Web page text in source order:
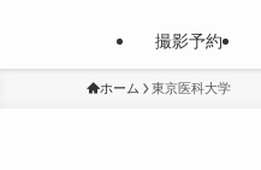
撮影予約
ホーム 東京医科大学